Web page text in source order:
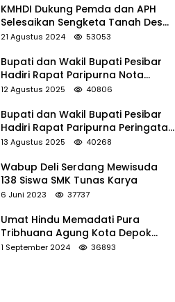
KMHDI Dukung Pemda dan APH
Selesaikan Sengketa Tanah Desa
Tawamalewe
21 Agustus 2024 53053
Bupati dan Wakil Bupati Pesibar
Hadiri Rapat Paripurna Nota
Keuangan Ranperda APBD
12 Agustus 2025 40806
Bupati dan Wakil Bupati Pesibar
Hadiri Rapat Paripurna Peringatan
HUT Ke-12 Pesibar
13 Agustus 2025 40268
Wabup Deli Serdang Mewisuda
138 Siswa SMK Tunas Karya
6 Juni 2023 37737
Umat Hindu Memadati Pura
Tribhuana Agung Kota Depok
Jawa Barat
1 September 2024 36893